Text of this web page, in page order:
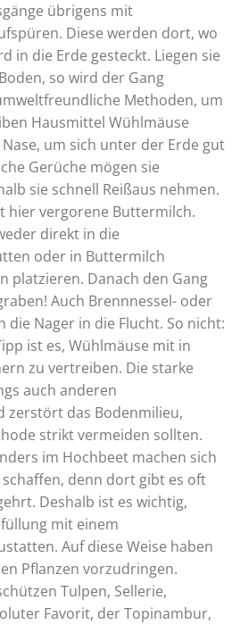
übrigens mit
Diese werden dort, wo
in die Erde gesteckt. Liegen sie
so wird der Gang
Methoden, um
Hausmittel Wühlmäuse
um sich unter der Erde gut
Gerüche mögen sie
sie schnell Reißaus nehmen.
hier vergorene Buttermilch.
direkt in die
oder in Buttermilch
platzieren. Danach den Gang
Auch Brennnessel- oder
die Nager in die Flucht. So nicht:
ist es, Wühlmäuse mit in
zu vertreiben. Die starke
auch anderen
zerstört das Bodenmilieu,
strikt vermeiden sollten.
im Hochbeet machen sich
denn dort gibt es oft
Deshalb ist es wichtig,
mit einem
Auf diese Weise haben
Pflanzen vorzudringen.
Tulpen, Sellerie,
Favorit, der Topinambur,